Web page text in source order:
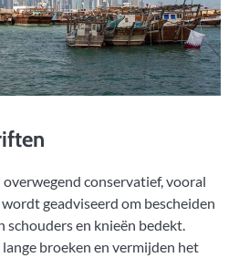
conservatief, vooral
geadviseerd om bescheiden
schouders en knieën bedekt.
broeken en vermijden het